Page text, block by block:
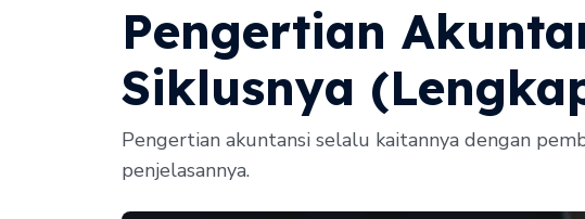
Pengertian
Siklusnya
Pengertian akuntansi selalu kaitannya dengan
penjelasannya.